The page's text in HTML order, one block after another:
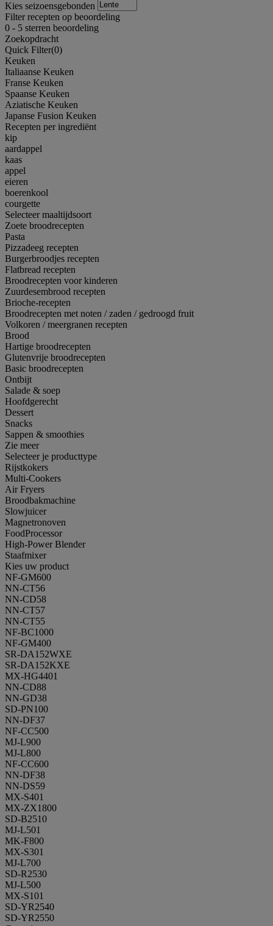
Kies seizoensgebonden
Filter recepten op beoordeling
0 - 5 sterren beoordeling
Zoekopdracht
Quick Filter(0)
Keuken
Italiaanse Keuken
Franse Keuken
Spaanse Keuken
Aziatische Keuken
Japanse Fusion Keuken
Recepten per ingrediënt
kip
aardappel
kaas
appel
eieren
boerenkool
courgette
Selecteer maaltijdsoort
Zoete broodrecepten
Pasta
Pizzadeeg recepten
Burgerbroodjes recepten
Flatbread recepten
Broodrecepten voor kinderen
Zuurdesembrood recepten
Brioche-recepten
Broodrecepten met noten / zaden / gedroogd fruit
Volkoren / meergranen recepten
Brood
Hartige broodrecepten
Glutenvrije broodrecepten
Basic broodrecepten
Ontbijt
Salade & soep
Hoofdgerecht
Dessert
Snacks
Sappen & smoothies
Zie meer
Selecteer je producttype
Rijstkokers
Multi-Cookers
Air Fryers
Broodbakmachine
Slowjuicer
Magnetronoven
FoodProcessor
High-Power Blender
Staafmixer
Kies uw product
NF-GM600
NN-CT56
NN-CD58
NN-CT57
NN-CT55
NF-BC1000
NF-GM400
SR-DA152WXE
SR-DA152KXE
MX-HG4401
NN-CD88
NN-GD38
SD-PN100
NN-DF37
NF-CC500
MJ-L900
MJ-L800
NF-CC600
NN-DF38
NN-DS59
MX-S401
MX-ZX1800
SD-B2510
MJ-L501
MK-F800
MX-S301
MJ-L700
SD-R2530
MJ-L500
MX-S101
SD-YR2540
SD-YR2550